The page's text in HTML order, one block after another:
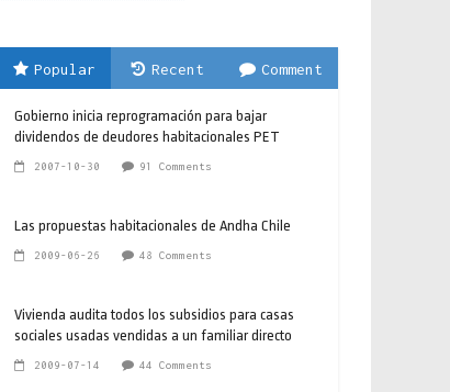
Popular Recent Comment
Gobierno inicia reprogramación para bajar
dividendos de deudores habitacionales PET
2007-10-30 91 Comments
Las propuestas habitacionales de Andha Chile
2009-06-26 48 Comments
Vivienda audita todos los subsidios para casas
sociales usadas vendidas a un familiar directo
2009-07-14 44 Comments